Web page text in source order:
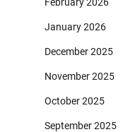
January 2026
December 2025
November 2025
October 2025
September 2025